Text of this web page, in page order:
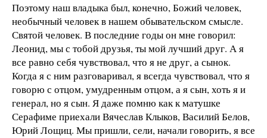
Поэтому наш владыка был, конечно, Божий человек,
необычный человек в нашем обывательском смысле.
Святой человек. В последние годы он мне говорил:
Леонид, мы с тобой друзья, ты мой лучший друг. А я
все равно себя чувствовал, что я не друг, а сынок.
Когда я с ним разговаривал, я всегда чувствовал, что я
говорю с отцом, умудренным отцом, а я сын, хоть я и
генерал, но я сын. Я даже помню как к матушке
Серафиме приехали Вячеслав Клыков, Василий Белов,
Юрий Лощиц. Мы пришли, сели, начали говорить, я все